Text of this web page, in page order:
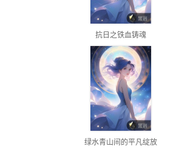
抗日之铁血铸魂
绿水青山间的平凡绽放